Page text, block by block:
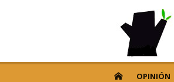
OPINIÓN